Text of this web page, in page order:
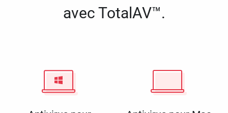
avec TotalAV™.